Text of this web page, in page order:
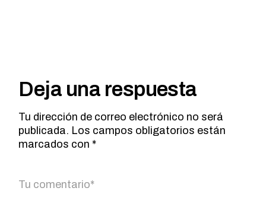
Deja una respuesta
Tu dirección de correo electrónico no será
publicada. Los campos obligatorios están
marcados con *